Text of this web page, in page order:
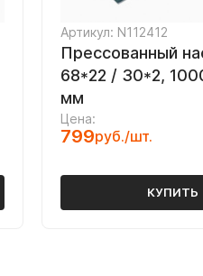
Артикул: N112412
Прессованный
68*22 / 30*2,
мм
Цена:
799руб./шт.
КУПИТЬ